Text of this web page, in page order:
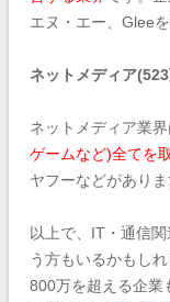
エヌ・エー、Glee
ネットメディア
ネットメディア業界
ゲームなど)全てを
ヤフーなどがありま
以上で、IT・通信
う方もいるかもし
800万を超える企業